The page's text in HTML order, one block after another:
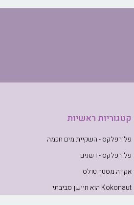
קטגוריות ראשיות
פלורפלקס - השקיית מים חכמה
פלורפלקס - דשנים
אקווה מסטר טולס
Kokonaut הוא חיישן סביבתי